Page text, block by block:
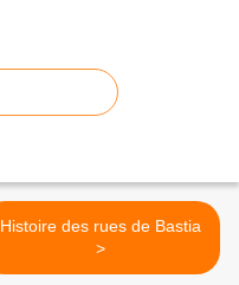
Histoire des rues de Bastia
>